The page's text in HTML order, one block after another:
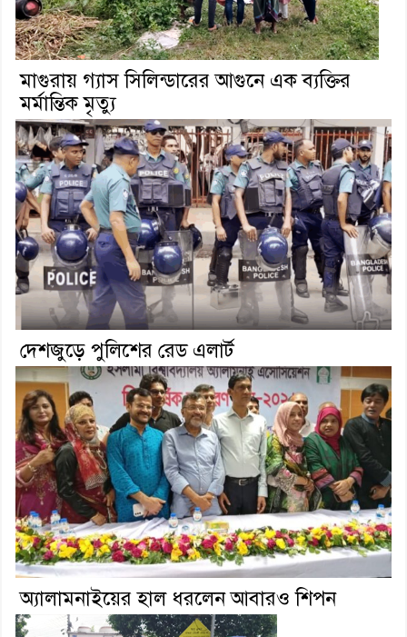
মাগুরায় গ্যাস সিলিন্ডারের আগুনে এক ব্যক্তির
মর্মান্তিক মৃত্যু
দেশজুড়ে পুলিশের রেড এলার্ট
অ্যালামনাইয়ের হাল ধরলেন আবারও শিপন